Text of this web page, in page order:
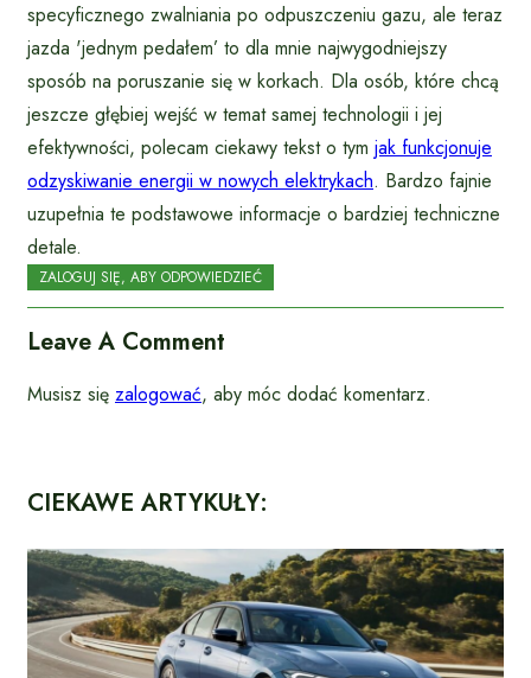
specyficznego zwalniania po odpuszczeniu gazu, ale teraz
jazda 'jednym pedałem’ to dla mnie najwygodniejszy
sposób na poruszanie się w korkach. Dla osób, które chcą
jeszcze głębiej wejść w temat samej technologii i jej
efektywności, polecam ciekawy tekst o tym jak funkcjonuje
odzyskiwanie energii w nowych elektrykach. Bardzo fajnie
uzupełnia te podstawowe informacje o bardziej techniczne
detale.
ZALOGUJ SIĘ, ABY ODPOWIEDZIEĆ
Leave A Comment
Musisz się zalogować, aby móc dodać komentarz.
CIEKAWE ARTYKUŁY: